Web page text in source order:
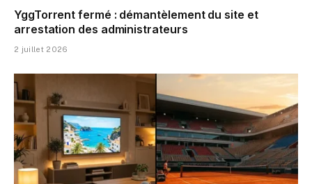
YggTorrent fermé : démantèlement du site et
arrestation des administrateurs
2 juillet 2026